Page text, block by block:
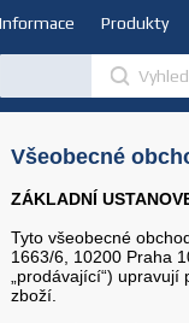
Informace Produkty
Všeobecné
ZÁKLADNÍ
Tyto všeobecné
1663/6, 10200 Praha
„prodávající“)
zboží.